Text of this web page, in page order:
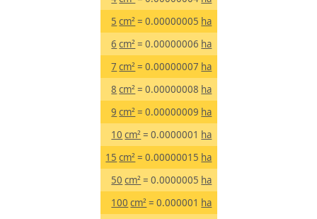
5 cm² = 0.00000005 ha
6 cm² = 0.00000006 ha
7 cm² = 0.00000007 ha
8 cm² = 0.00000008 ha
9 cm² = 0.00000009 ha
10 cm² = 0.0000001 ha
15 cm² = 0.00000015 ha
50 cm² = 0.0000005 ha
100 cm² = 0.000001 ha